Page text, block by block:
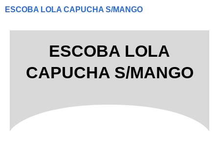
ESCOBA LOLA CAPUCHA S/MANGO
ESCOBA LOLA
CAPUCHA S/MANGO